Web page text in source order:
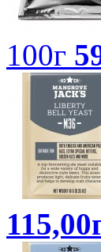
100г